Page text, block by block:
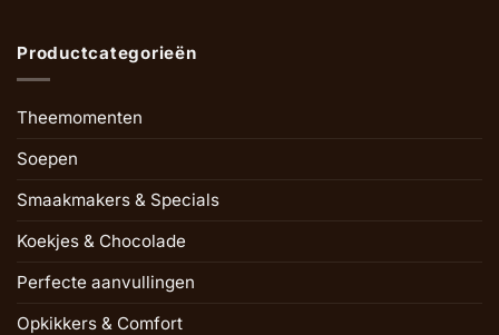
Productcategorieën
Theemomenten
Soepen
Smaakmakers & Specials
Koekjes & Chocolade
Perfecte aanvullingen
Opkikkers & Comfort